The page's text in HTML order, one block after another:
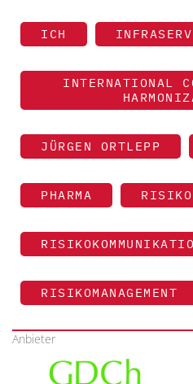
ICH
INTERNATIONAL
JÜRGEN ORTLEPP
PHARMA RISIKO
RISIKOMANAGEMENT
Anbieter